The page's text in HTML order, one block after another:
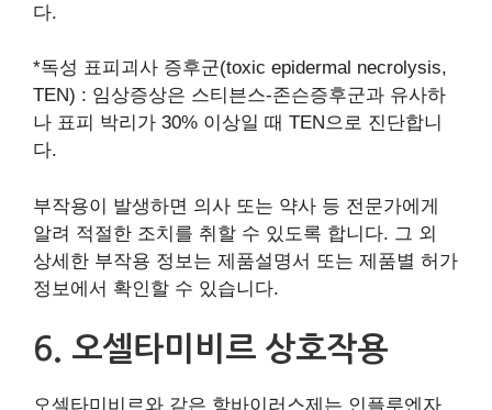
다.
*독성 표피괴사 증후군(toxic epidermal necrolysis,
TEN) : 임상증상은 스티븐스-존슨증후군과 유사하
나 표피 박리가 30% 이상일 때 TEN으로 진단합니
다.
부작용이 발생하면 의사 또는 약사 등 전문가에게
알려 적절한 조치를 취할 수 있도록 합니다. 그 외
상세한 부작용 정보는 제품설명서 또는 제품별 허가
정보에서 확인할 수 있습니다.
6. 오셀타미비르 상호작용
오셀타미비르와 같은 항바이러스제는 인플루엔자